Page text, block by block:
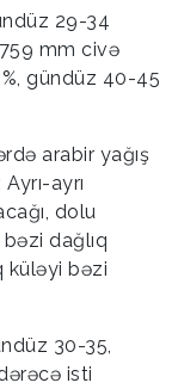
29-34
mm civə
gündüz 40-45
arabir yağış
ayrı
dolu
dağlıq
küləyi bəzi
30-35,
isti